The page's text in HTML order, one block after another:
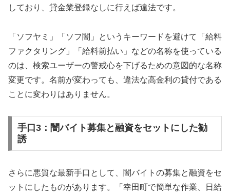
しており、貸金業登録なしに行えば違法です。
「ソフヤミ」「ソフ闇」というキーワードを避けて「給料
ファクタリング」「給料前払い」などの名称を使っている
のは、検索ユーザーの警戒心を下げるための意図的な名称
変更です。名前が変わっても、違法な高金利の貸付である
ことに変わりはありません。
手口3：闇バイト募集と融資をセットにした勧
誘
さらに悪質な最新手口として、闇バイトの募集と融資をセ
ットにしたものがあります。「幸田町で簡単な作業、日給